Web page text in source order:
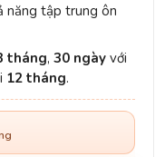
năng tập trung ôn
tháng, 30 ngày với
12 tháng.